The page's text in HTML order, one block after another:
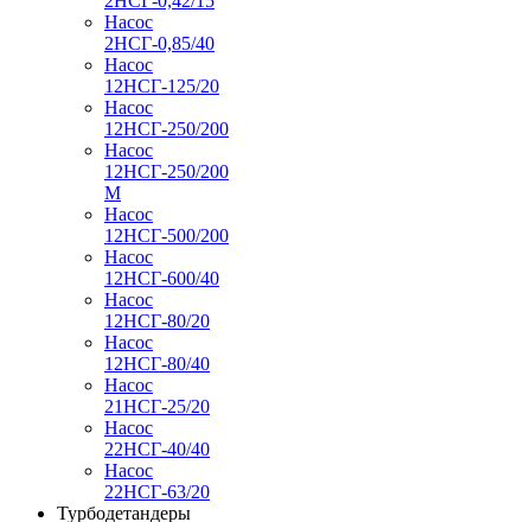
Насос
2НСГ-0,85/40
Насос
12НСГ-125/20
Насос
12НСГ-250/200
Насос
12НСГ-250/200
М
Насос
12НСГ-500/200
Насос
12НСГ-600/40
Насос
12НСГ-80/20
Насос
12НСГ-80/40
Насос
21НСГ-25/20
Насос
22НСГ-40/40
Насос
22НСГ-63/20
Турбодетандеры